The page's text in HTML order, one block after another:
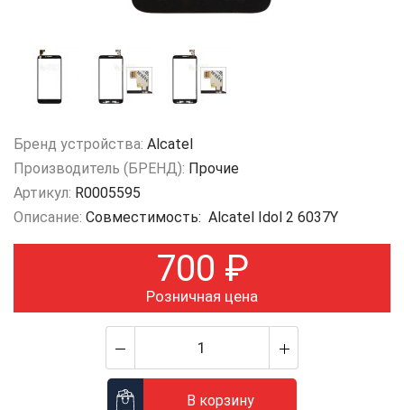
Бренд устройства: Alcatel
Производитель (БРЕНД): Прочие
Артикул: R0005595
Описание: Совместимость: Alcatel Idol 2 6037Y
700 ₽
Розничная цена
В корзину